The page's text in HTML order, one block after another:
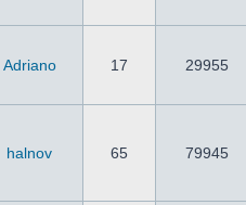
Adriano 17 29955
halnov 65 79945